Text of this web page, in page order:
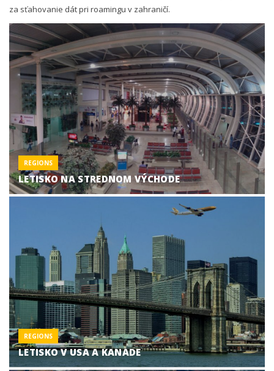
za sťahovanie dát pri roamingu v zahraničí.
REGIONS
LETISKO NA STREDNOM VÝCHODE
REGIONS
LETISKO V USA A KANADE